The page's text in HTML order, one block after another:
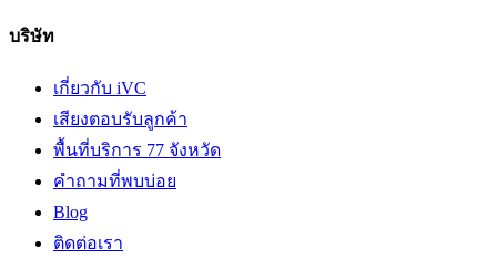
บริษัท
เกี่ยวกับ iVC
เสียงตอบรับลูกค้า
พื้นที่บริการ 77 จังหวัด
คำถามที่พบบ่อย
Blog
ติดต่อเรา